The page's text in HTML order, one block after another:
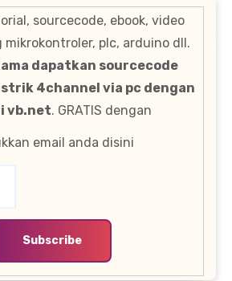
sourcecode, ebook, video
plc, arduino dll.
dapatkan sourcecode
4channel via pc dengan
vb.net. GRATIS dengan
email anda disini